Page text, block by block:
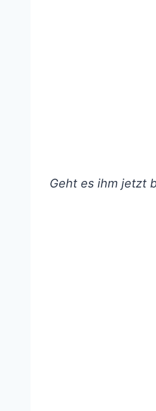
Geht es ihm jetzt